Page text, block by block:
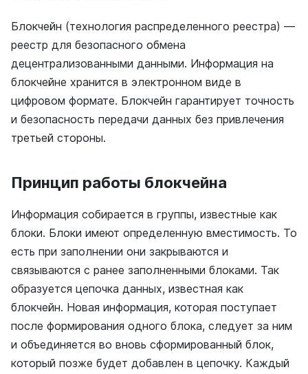
Блокчейн (технология распределенного реестра) —
реестр для безопасного обмена
децентрализованными данными. Информация на
блокчейне хранится в электронном виде в
цифровом формате. Блокчейн гарантирует точность
и безопасность передачи данных без привлечения
третьей стороны.
Принцип работы блокчейна
Информация собирается в группы, известные как
блоки. Блоки имеют определенную вместимость. То
есть при заполнении они закрываются и
связываются с ранее заполненными блоками. Так
образуется цепочка данных, известная как
блокчейн. Новая информация, которая поступает
после формирования одного блока, следует за ним
и объединяется во вновь сформированный блок,
который позже будет добавлен в цепочку. Каждый